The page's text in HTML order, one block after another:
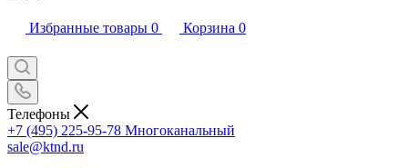
Избранные товары 0 Корзина 0
Телефоны
+7 (495) 225-95-78 Многоканальный
sale@ktnd.ru